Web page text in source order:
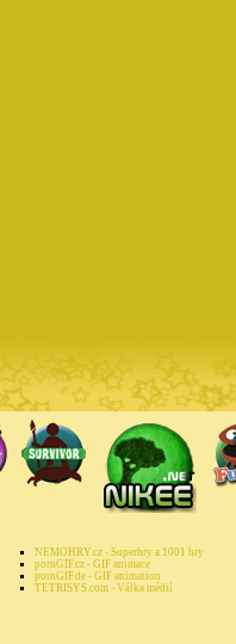
NEMOHRY.cz - Superhry a 1001 hry
pornGIF.cz - GIF animace
pornGIF.de - GIF animation
TETRISYS.com - Válka médií